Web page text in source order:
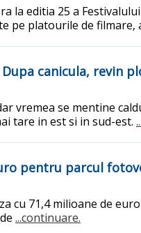
la editia 25 a
pe platourile de
Dupa canicula, revin
vremea se mentine
tare in est si in sud-est.
pentru parcul
cu 71,4 milioane de
...continuare.